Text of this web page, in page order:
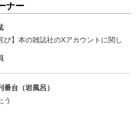
ナー
び】本の雑誌社のXアカウントに関し
台（岩風呂）
う